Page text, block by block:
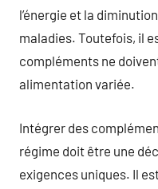
l’énergie et la
maladies. Toutefois, il
compléments ne
alimentation variée.
Intégrer des
régime doit être une
exigences uniques. Il